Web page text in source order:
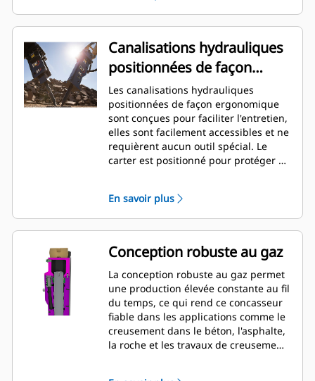
réparations d'infrastructure réseau.
Canalisations hydrauliques
positionnées de façon
ergonomique
Les canalisations hydrauliques
positionnées de façon ergonomique
sont conçues pour faciliter l'entretien,
elles sont facilement accessibles et ne
requièrent aucun outil spécial. Le
carter est positionné pour protéger de
clé. Les canalisations hydrauliques et
la pression de la tête arrière peuvent
être vérifiées et modifiées pendant le
montage du disjoncteur sur la
machine, ce qui permet une
surveillance rapide de l'état du
disjoncteur.
En savoir plus
Conception robuste au gaz
La conception robuste au gaz permet
une production élevée constante au fil
du temps, ce qui rend ce concasseur
fiable dans les applications comme le
creusement dans le béton, l'asphalte,
la roche et les travaux de creusement